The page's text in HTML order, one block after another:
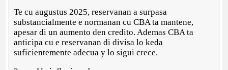
Te cu augustus 2025, reservanan a surpasa
substancialmente e normanan cu CBA ta mantene,
apesar di un aumento den credito. Ademas CBA ta
anticipa cu e reservanan di divisa lo keda
suficientemente adecua y lo sigui crece.